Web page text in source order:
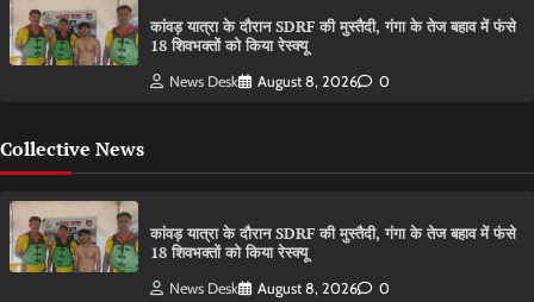
कांवड़ यात्रा के दौरान SDRF की मुस्तैदी, गंगा के तेज बहाव में फंसे
18 शिवभक्तों को किया रेस्क्यू
News Desk August 8, 2026 0
Collective News
कांवड़ यात्रा के दौरान SDRF की मुस्तैदी, गंगा के तेज बहाव में फंसे
18 शिवभक्तों को किया रेस्क्यू
News Desk August 8, 2026 0